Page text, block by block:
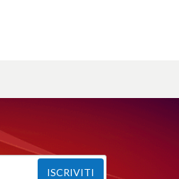
ISCRIVITI